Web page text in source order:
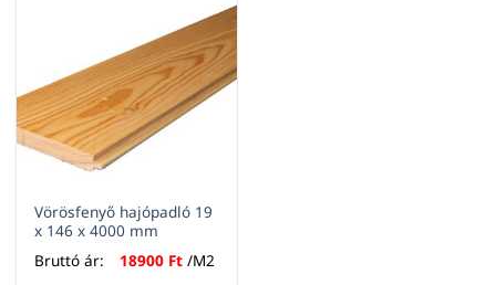
Vörösfenyő hajópadló 19
x 146 x 4000 mm
Bruttó ár:
18900 Ft /M2